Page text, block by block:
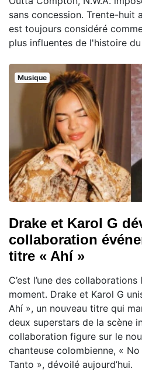
sans concession. Trente-huit
est toujours considéré
plus influentes de l'histoire
Musique
Drake et Karol G
collaboration
titre « Ahí »
C’est l’une des
moment. Drake et Karol G
Ahí », un nouveau titre qui
deux superstars de la scène
collaboration figure sur le
chanteuse colombienne, «
Tanto », dévoilé aujourd’hui.